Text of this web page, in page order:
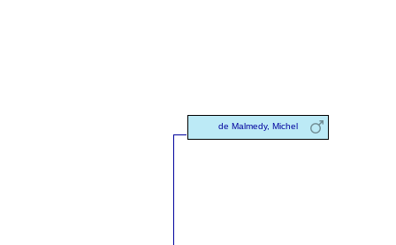
de Malmedy, Michel